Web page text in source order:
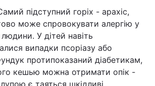
підступний горіх - арахіс,
може спровокувати алергію у
У дітей навіть
випадки псоріазу або
протипоказаний діабетикам,
кешью можна отримати опік -
є таяться шкідливі